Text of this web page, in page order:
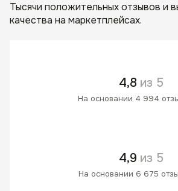
Тысячи положительных отзывов и
качества на маркетплейсах.
4,8 из 5
На основании 4 994
4,9 из 5
На основании 6 675